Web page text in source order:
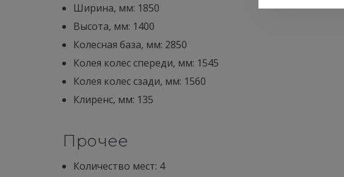
Ширина, мм: 1850
Высота, мм: 1400
Колесная база, мм: 2850
Колея колес спереди, мм: 1545
Колея колес сзади, мм: 1560
Клиренс, мм: 135
Прочее
Количество мест: 4